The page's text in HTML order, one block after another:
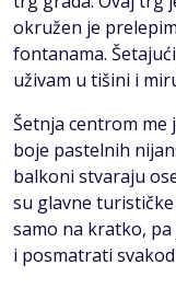
okružen je
fontanama.
uživam u tišini i
Šetnja centrom me
boje pastelnih
balkoni stvaraju
su glavne
samo na kratko,
i posmatrati